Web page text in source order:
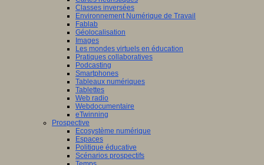
Classes inversées
Environnement Numérique de Travail
Fablab
Géolocalisation
Images
Les mondes virtuels en éducation
Pratiques collaboratives
Podcasting
Smartphones
Tableaux numériques
Tablettes
Web radio
Webdocumentaire
eTwinning
Prospective
Ecosystème numérique
Espaces
Politique éducative
Scénarios prospectifs